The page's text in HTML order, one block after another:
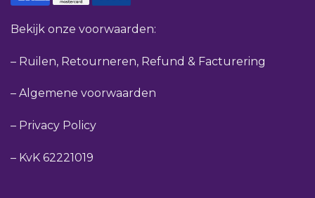
Bekijk onze voorwaarden:
– Ruilen, Retourneren, Refund & Facturering
– Algemene voorwaarden
– Privacy Policy
– KvK 62221019